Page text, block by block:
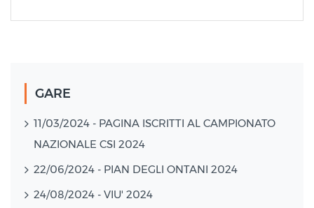
GARE
11/03/2024 - PAGINA ISCRITTI AL CAMPIONATO
NAZIONALE CSI 2024
22/06/2024 - PIAN DEGLI ONTANI 2024
24/08/2024 - VIU' 2024